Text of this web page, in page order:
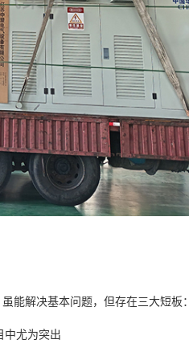
能解决基本问题，但存在三大短板：
中尤为突出